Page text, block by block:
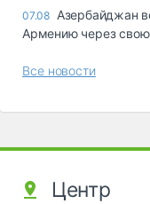
07.08 Азербайджан
Армению через
Все новости
Центр